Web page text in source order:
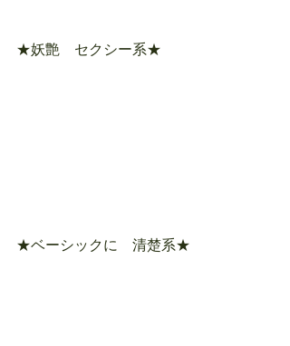
★妖艶　セクシー系★
★ベーシックに　清楚系★